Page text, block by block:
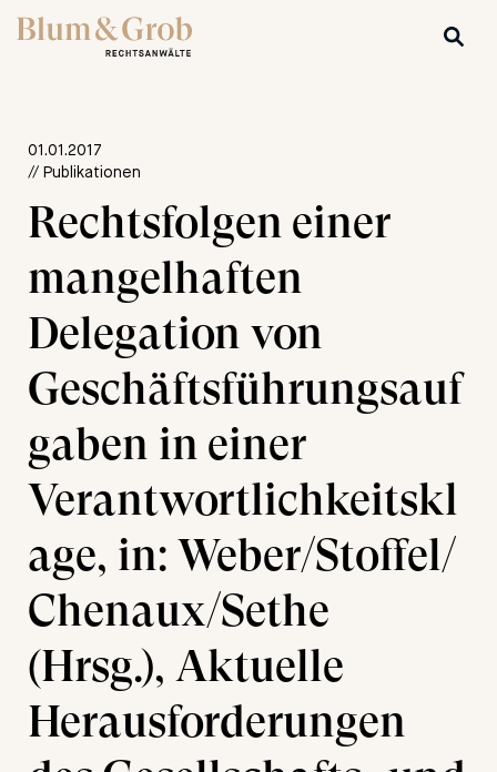
01.01.2017
// Publikationen
Rechtsfolgen einer
mangelhaften
Delegation von
Geschäftsführungsauf
gaben in einer
Verantwortlichkeitskl
age, in: Weber/Stoffel/
Chenaux/Sethe
(Hrsg.), Aktuelle
Herausforderungen